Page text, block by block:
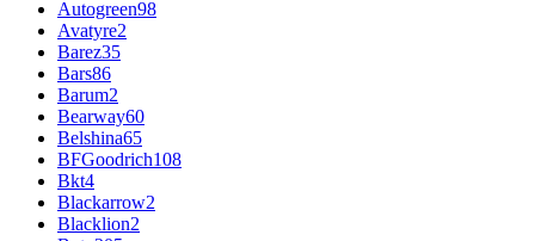
Autogreen98
Avatyre2
Barez35
Bars86
Barum2
Bearway60
Belshina65
BFGoodrich108
Bkt4
Blackarrow2
Blacklion2